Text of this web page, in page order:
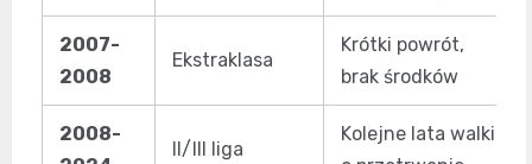
2007-
2008
Ekstraklasa
Krótki powrót,
brak środków
2008-
II/III liga
Kolejne lata walki